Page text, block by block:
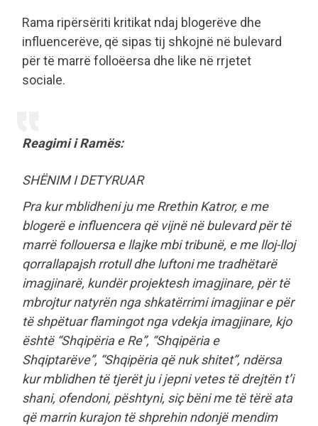
Rama ripërsëriti kritikat ndaj blogerëve dhe
influencerëve, që sipas tij shkojnë në bulevard
për të marrë folloëersa dhe like në rrjetet
sociale.
Reagimi i Ramës:
SHËNIM I DETYRUAR
Pra kur mblidheni ju me Rrethin Katror, e me
blogerë e influencera që vijnë në bulevard për të
marrë follouersa e llajke mbi tribunë, e me lloj-lloj
qorrallapajsh rrotull dhe luftoni me tradhëtarë
imagjinarë, kundër projektesh imagjinare, për të
mbrojtur natyrën nga shkatërrimi imagjinar e për
të shpëtuar flamingot nga vdekja imagjinare, kjo
është “Shqipëria e Re”, “Shqipëria e
Shqiptarëve”, “Shqipëria që nuk shitet”, ndërsa
kur mblidhen të tjerët ju i jepni vetes të drejtën t’i
shani, ofendoni, pështyni, siç bëni me të tërë ata
që marrin kurajon të shprehin ndonjë mendim